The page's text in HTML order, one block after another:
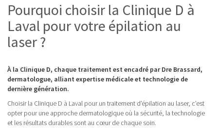
Pourquoi choisir la Clinique D à
Laval pour votre épilation au
laser ?
À la Clinique D, chaque traitement est encadré par Dre Brassard,
dermatologue, alliant expertise médicale et technologie de
dernière génération.
Choisir la Clinique D à Laval pour un traitement d’épilation au laser, c’est
opter pour une approche dermatologique où la sécurité, la technologie
et les résultats durables sont au cœur de chaque soin.